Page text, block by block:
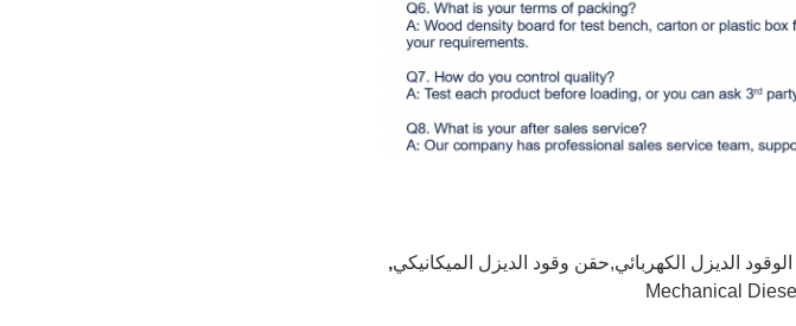
الديزل الكهربائي,حقن وقود الديزل الميكانيكي,
Mechanical